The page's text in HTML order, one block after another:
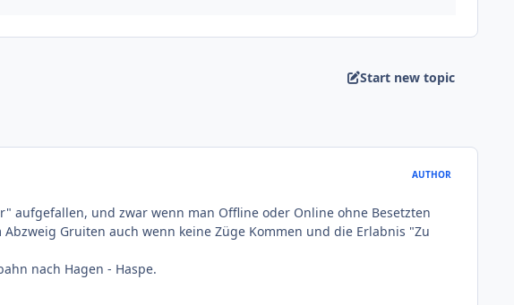
Start new topic
AUTHOR
und zwar wenn man Offline oder Online ohne Besetzten
Gruiten auch wenn keine Züge Kommen und die Erlabnis "Zu
nach Hagen - Haspe.